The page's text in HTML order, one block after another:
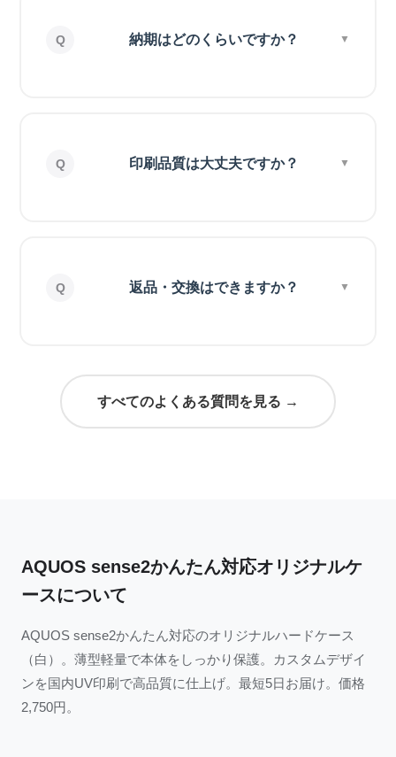
納期はどのくらいですか？
印刷品質は大丈夫ですか？
返品・交換はできますか？
すべてのよくある質問を見る →
AQUOS sense2かんたん対応オリジナルケ
ースについて
AQUOS sense2かんたん対応のオリジナルハードケース
（白）。薄型軽量で本体をしっかり保護。カスタムデザイ
ンを国内UV印刷で高品質に仕上げ。最短5日お届け。価格
2,750円。